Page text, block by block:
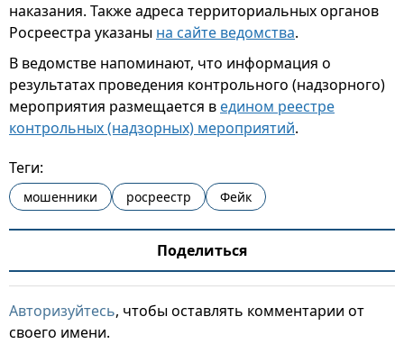
наказания. Также адреса территориальных органов
Росреестра указаны на сайте ведомства.
В ведомстве напоминают, что информация о
результатах проведения контрольного (надзорного)
мероприятия размещается в едином реестре
контрольных (надзорных) мероприятий.
Теги:
мошенники росреестр Фейк
Поделиться
Авторизуйтесь, чтобы оставлять комментарии от
своего имени.